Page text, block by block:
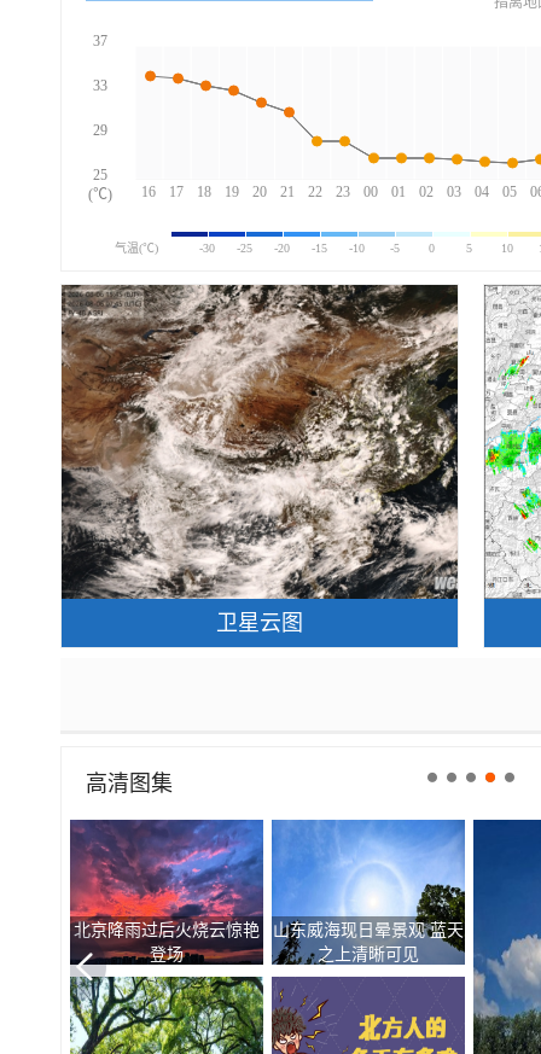
16 17 18 19 20 21 22 23 00 01 02 03 04 05
37
33
29
25
(℃)
气温(℃) -30 -25 -20 -15 -10 -5 0 5 10
卫星云图
高清图集
北京降雨过后火烧云惊艳
登场
山东威海现日晕景观 蓝天
之上清晰可见